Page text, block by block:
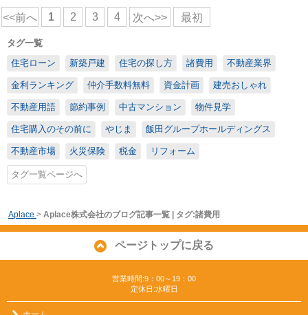
<<前へ 1 2 3 4 次へ>> 最初
タグ一覧
住宅ローン
新築戸建 住宅の探し方 諸費用 不動産業界
金利ランキング 仲介手数料無料 資金計画 建売おしゃれ
不動産用語 節約事例 中古マンション 物件見学
住宅購入のその前に やじま 飯田グループホールディングス
不動産市場 火災保険 税金 リフォーム
タグ一覧ページへ
Aplace > Aplace株式会社のブログ記事一覧 | タグ:諸費用
ページトップに戻る
営業時間:9：00～19：00
定休日:水曜日